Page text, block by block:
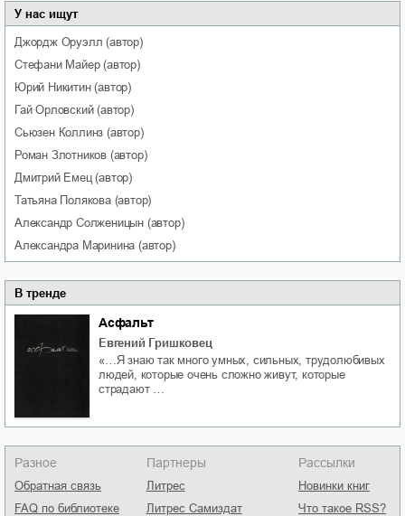
У нас ищут
Джордж Оруэлл (автор)
Стефани Майер(автор)
Юрий Никитин(автор)
Гай Орловский(автор)
Сьюзен Коллинз (автор)
Роман Злотников (автор)
Дмитрий Емец(автор)
Татьяна Полякова(автор)
Александр Солженицын (автор)
Александра Маринина (автор)
В тренде
Асфальт
Евгений Гришковец
«…Я знаю так много умных, сильных, трудолюбивых
людей, которые очень сложно живут, которые
страдают …
Разное
Обратная связь
FAQ по библиотеке
Партнеры
Литрес
Литрес Самиздат
Рассылки
Новинки книг
Что такое RSS?